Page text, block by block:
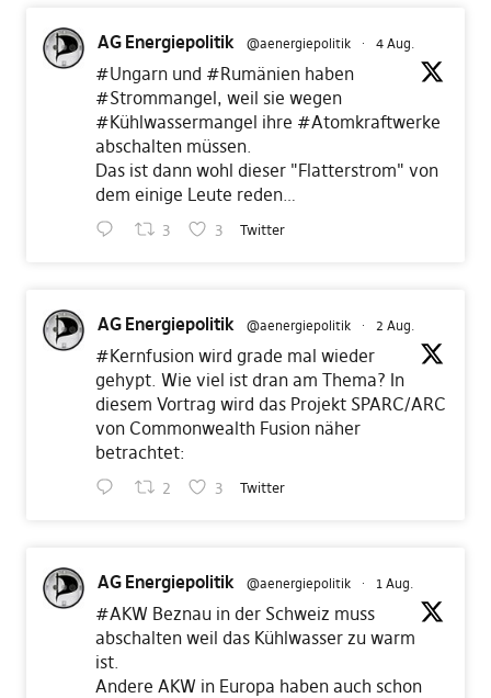
AG Energiepolitik @aenergiepolitik · 4 Aug.
#Ungarnund #Rumänienhaben
#Strommangel, weil sie wegen
#Kühlwassermangel ihre #Atomkraftwerke
abschalten müssen.
Das ist dann wohl dieser "Flatterstrom" von
dem einige Leute reden…
3 3 Twitter
AG Energiepolitik @aenergiepolitik · 2 Aug.
#Kernfusionwird grade mal wieder
gehypt. Wie viel ist dran am Thema? In
diesem Vortrag wird das Projekt SPARC/ARC
von Commonwealth Fusion näher
betrachtet:
2 3 Twitter
AG Energiepolitik @aenergiepolitik · 1 Aug.
#AKW Beznau in der Schweiz muss
abschalten weil das Kühlwasser zu warm
ist.
Andere AKW in Europa haben auch schon